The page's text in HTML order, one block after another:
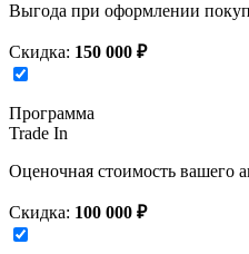
Выгода при оформлении
Скидка: 150 000 ₽
Программа
Trade In
Оценочная стоимость вашего
Скидка: 100 000 ₽